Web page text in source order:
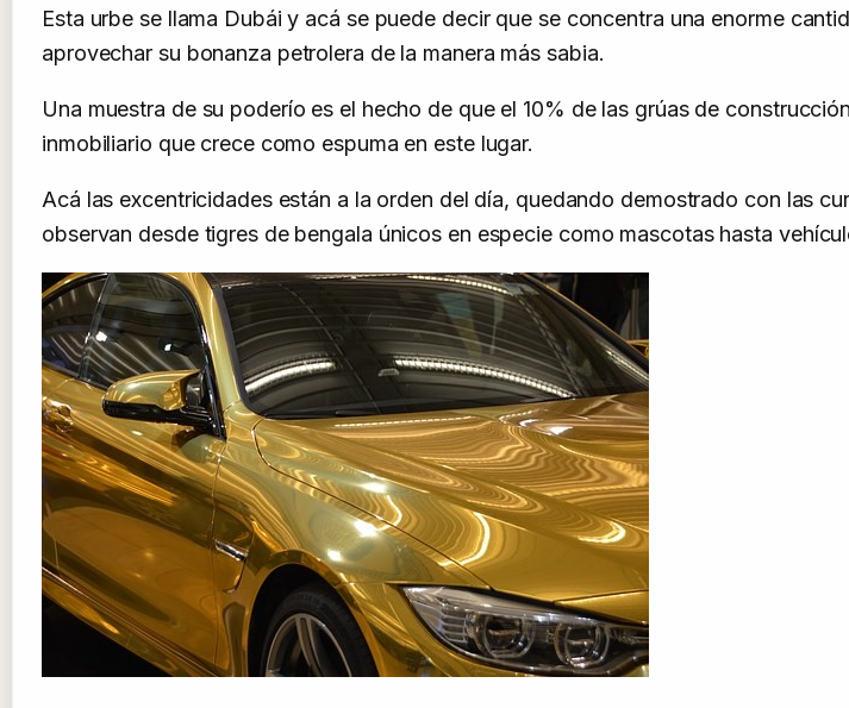
Esta urbe se llama Dubái y acá se puede decir que se concentra una enorme
aprovechar su bonanza petrolera de la manera más sabia.
Una muestra de su poderío es el hecho de que el 10% de las grúas de
inmobiliario que crece como espuma en este lugar.
Acá las excentricidades están a la orden del día, quedando demostrado con las
observan desde tigres de bengala únicos en especie como mascotas hasta